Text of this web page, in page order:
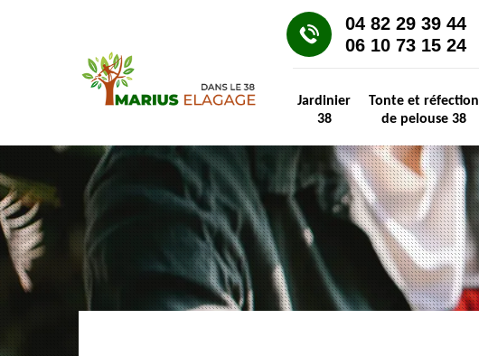
04 82 29 39 44
06 10 73 15 24
Jardinier
38
Tonte et réfection
de pelouse 38